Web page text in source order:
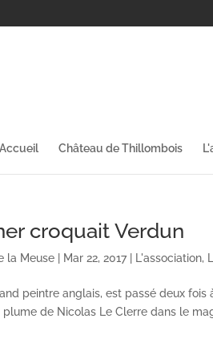
Accueil Château de Thillombois
croquait Verdun
la Meuse | Mar 22, 2017| L'association,
peintre anglais, est passé deux fois
de Nicolas Le Clerre dans le